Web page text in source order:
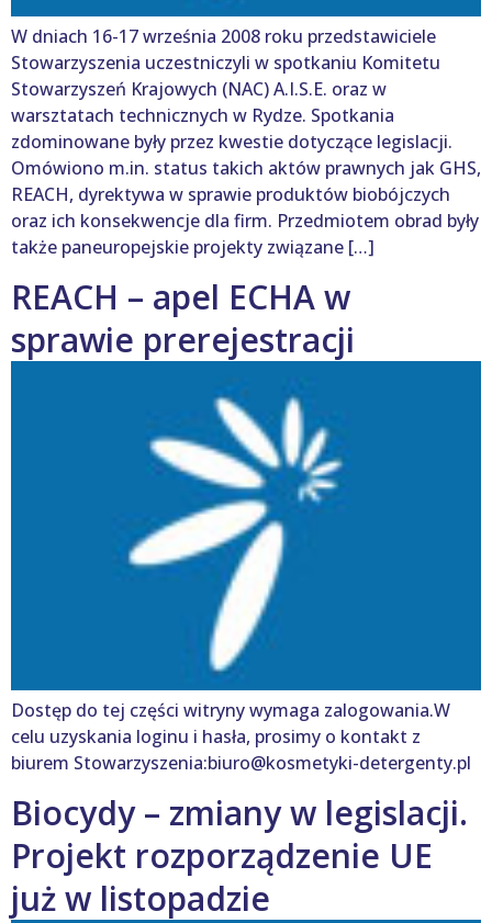
W dniach 16-17 września 2008 roku przedstawiciele
Stowarzyszenia uczestniczyli w spotkaniu Komitetu
Stowarzyszeń Krajowych (NAC) A.I.S.E. oraz w
warsztatach technicznych w Rydze. Spotkania
zdominowane były przez kwestie dotyczące legislacji.
Omówiono m.in. status takich aktów prawnych jak GHS,
REACH, dyrektywa w sprawie produktów biobójczych
oraz ich konsekwencje dla firm. Przedmiotem obrad były
także paneuropejskie projekty związane […]
REACH – apel ECHA w
sprawie prerejestracji
Dostęp do tej części witryny wymaga zalogowania.W
celu uzyskania loginu i hasła, prosimy o kontakt z
biurem Stowarzyszenia:biuro@kosmetyki-detergenty.pl
Biocydy – zmiany w legislacji.
Projekt rozporządzenie UE
już w listopadzie